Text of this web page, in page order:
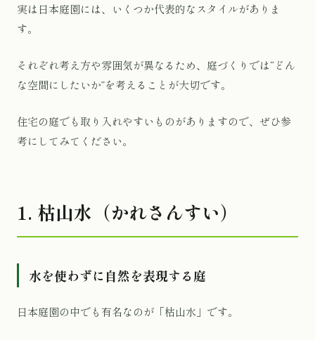
実は日本庭園には、いくつか代表的なスタイルがありま
す。
それぞれ考え方や雰囲気が異なるため、庭づくりでは“どん
な空間にしたいか”を考えることが大切です。
住宅の庭でも取り入れやすいものがありますので、ぜひ参
考にしてみてください。
1. 枯山水（かれさんすい）
水を使わずに自然を表現する庭
日本庭園の中でも有名なのが「枯山水」です。